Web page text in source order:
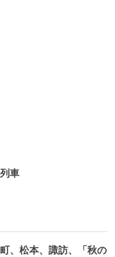
車
、松本、諏訪、「秋の